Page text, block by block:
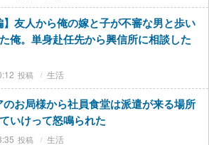
】友人から俺の嫁と子が不審な男と歩い
俺。単身赴任先から興信所に相談した
生活
のお局様から社員食堂は派遣が来る場所
いけって怒鳴られた
生活